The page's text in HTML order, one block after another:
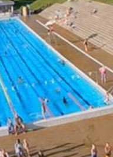
løsningen. Buret skal være
i bagasjerommet, og
mulig.
i bilbeltet i baksetet.
last og er straffbart. En
over 200 kg ved
både dyret, sjåføren og
dyret flyr rundt i bilen.